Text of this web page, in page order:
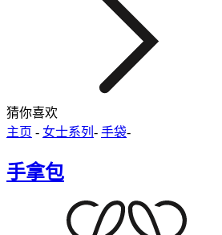
猜你喜欢
主页 - 女士系列 - 手袋-
手拿包